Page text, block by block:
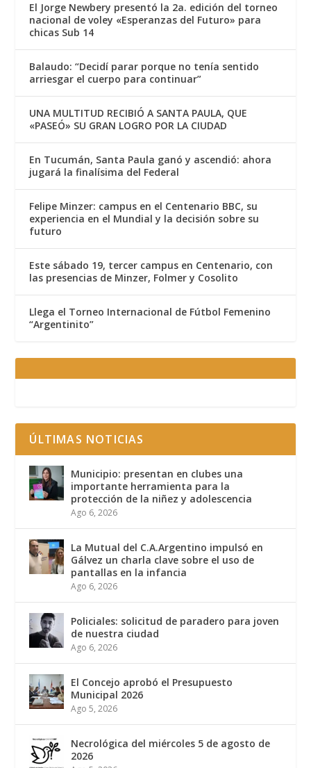
El Jorge Newbery presentó la 2a. edición del torneo
nacional de voley «Esperanzas del Futuro» para
chicas Sub 14
Balaudo: “Decidí parar porque no tenía sentido
arriesgar el cuerpo para continuar”
UNA MULTITUD RECIBIÓ A SANTA PAULA, QUE
«PASEÓ» SU GRAN LOGRO POR LA CIUDAD
En Tucumán, Santa Paula ganó y ascendió: ahora
jugará la finalísima del Federal
Felipe Minzer: campus en el Centenario BBC, su
experiencia en el Mundial y la decisión sobre su
futuro
Este sábado 19, tercer campus en Centenario, con
las presencias de Minzer, Folmer y Cosolito
Llega el Torneo Internacional de Fútbol Femenino
“Argentinito”
ÚLTIMAS NOTICIAS
Municipio: presentan en clubes una
importante herramienta para la
protección de la niñez y adolescencia
Ago 6, 2026
La Mutual del C.A.Argentino impulsó en
Gálvez un charla clave sobre el uso de
pantallas en la infancia
Ago 6, 2026
Policiales: solicitud de paradero para joven
de nuestra ciudad
Ago 6, 2026
El Concejo aprobó el Presupuesto
Municipal 2026
Ago 5, 2026
Necrológica del miércoles 5 de agosto de
2026